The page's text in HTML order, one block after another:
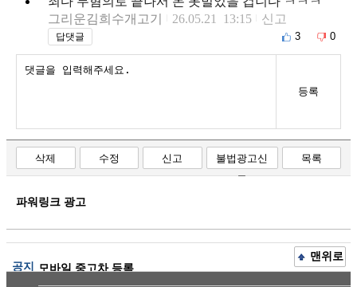
그리운김희수개고기
26.05.21 13:15 신고
답댓글 3 0
등록
삭제 수정 신고
불법광고신
고
목록
파워링크 광고
공지 모바일 중고차 등록
맨위로